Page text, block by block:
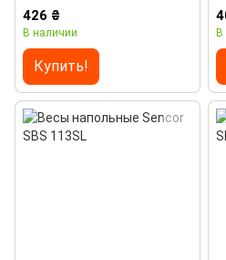
426 ₴
В наличии
Купить!
В